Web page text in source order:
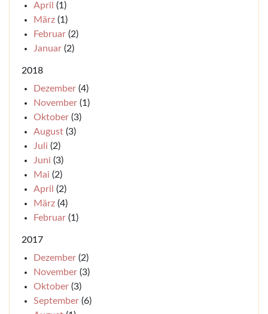
April (1)
März (1)
Februar (2)
Januar (2)
2018
Dezember (4)
November (1)
Oktober (3)
August (3)
Juli (2)
Juni (3)
Mai (2)
April (2)
März (4)
Februar (1)
2017
Dezember (2)
November (3)
Oktober (3)
September (6)